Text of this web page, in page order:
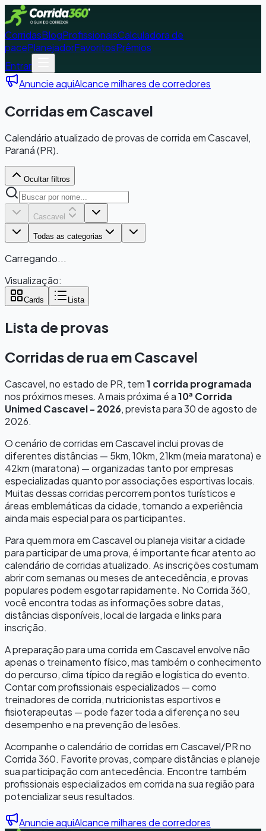
CorridasBlogProfissionaisCalculadora de
pacePlanejadorFavoritosPrêmios
Entrar
Anuncie aquiAlcance milhares de corredores
Corridas em Cascavel
Calendário atualizado de provas de corrida em Cascavel,
Paraná (PR).
Ocultar filtros
Cascavel
Todas as categorias
Carregando...
Visualização:
Cards Lista
Lista de provas
Corridas de rua emCascavel
Cascavel, no estado de PR, tem1 corrida programada
nos próximos meses. A mais próxima é a10ª Corrida
Unimed Cascavel - 2026, prevista para30 de agosto de
2026.
O cenário de corridas emCascavelinclui provas de
diferentes distâncias — 5km, 10km, 21km (meia maratona) e
42km (maratona) — organizadas tanto por empresas
especializadas quanto por associações esportivas locais.
Muitas dessas corridas percorrem pontos turísticos e
áreas emblemáticas da cidade, tornando a experiência
ainda mais especial para os participantes.
Para quem mora emCascavelou planeja visitar a cidade
para participar de uma prova, é importante ficar atento ao
calendário de corridas atualizado. As inscrições costumam
abrir com semanas ou meses de antecedência, e provas
populares podem esgotar rapidamente. No Corrida 360,
você encontra todas as informações sobre datas,
distâncias disponíveis, local de largada e links para
inscrição.
A preparação para uma corrida emCascavel envolve não
apenas o treinamento físico, mas também o conhecimento
do percurso, clima típico da região e logística do evento.
Contar com profissionais especializados — como
treinadores de corrida, nutricionistas esportivos e
fisioterapeutas — pode fazer toda a diferença no seu
desempenho e na prevenção de lesões.
Acompanhe o calendário de corridas emCascavel/PRno
Corrida 360. Favorite provas, compare distâncias e planeje
sua participação com antecedência. Encontre também
profissionais especializados em corrida na sua região para
potencializar seus resultados.
Anuncie aquiAlcance milhares de corredores